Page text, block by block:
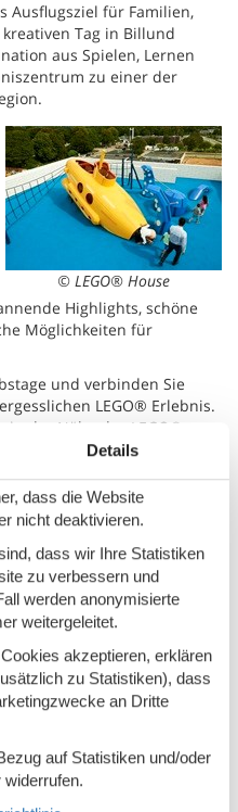
Ausflugsziel für Familien,
Tag in Billund
aus Spielen, Lernen
zu einer der
© LEGO® House
Highlights, schöne
Möglichkeiten für
und verbinden Sie
LEGO® Erlebnis.
in der Nähe des LEGO®
599,-EUR
Hovborg
Details
dass die Website
nicht deaktivieren.
dass wir Ihre Statistiken
zu verbessern und
werden anonymisierte
weitergeleitet.
akzeptieren, erklären
zu Statistiken), dass
an Dritte
auf Statistiken und/oder
widerrufen.